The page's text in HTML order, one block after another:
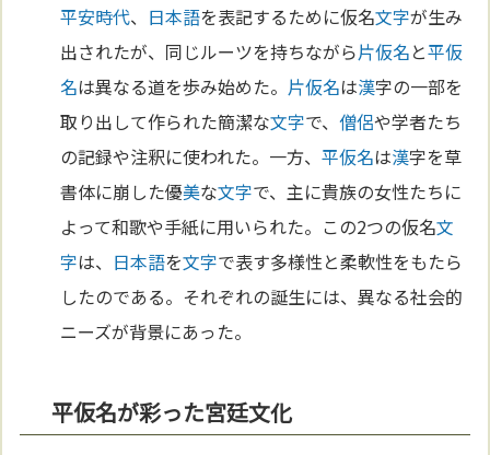
平安時代、 日本語を表記するために仮名文字が生み
出されたが、同じルーツを持ちながら片仮名と平仮
名は異なる道を歩み始めた。 片仮名は漢字の一部を
取り出して作られた簡潔な文字で、僧侶や学者たち
の記録や注釈に使われた。一方、平仮名は漢字を草
書体に崩した優美な文字で、主に貴族の女性たちに
よって和歌や手紙に用いられた。この2つの仮名文
字は、 日本語を文字で表す多様性と柔軟性をもたら
したのである。それぞれの誕生には、異なる社会的
ニーズが背景にあった。
平仮名が彩った宮廷文化